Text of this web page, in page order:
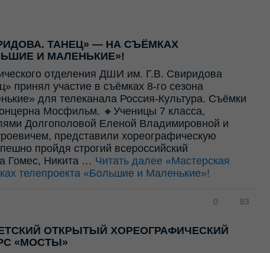
ТАНЕЦ» — НА СЪЁМКАХ
И МАЛЕНЬКИЕ»!
отделения ДШИ им. Г.В. Свиридова
принял участие в съёмках 8-го сезона
для телеканала Россия-Культура. Съёмки
Мосфильм. 🔸Ученицы 7 класса,
Долгополовой Еленой Владимировной и
представили хореографическую
пройдя строгий всероссийский
Гомес, Никита … Читать далее «Мастерская
телепроекта «Большие и Маленькие»!
83
0
ОТКРЫТЫЙ ХОРЕОГРАФИЧЕСКИЙ
«МОСТЫ»